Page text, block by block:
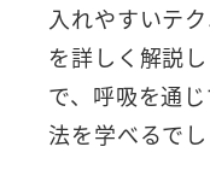
入れやすいテ
を詳しく解説
で、呼吸を通
法を学べるでし